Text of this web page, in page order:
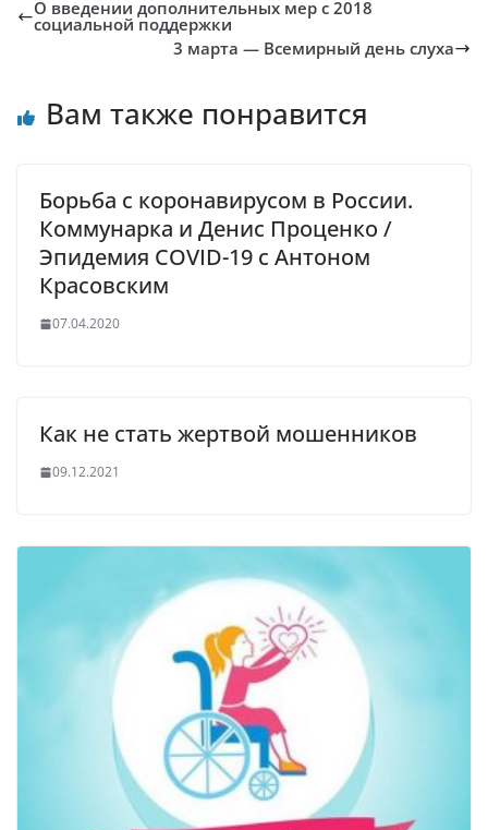
О введении дополнительных мер с 2018
социальной поддержки
3 марта — Всемирный день слуха
Вам также понравится
Борьба с коронавирусом в России.
Коммунарка и Денис Проценко /
Эпидемия COVID-19 с Антоном
Красовским
07.04.2020
Как не стать жертвой мошенников
09.12.2021